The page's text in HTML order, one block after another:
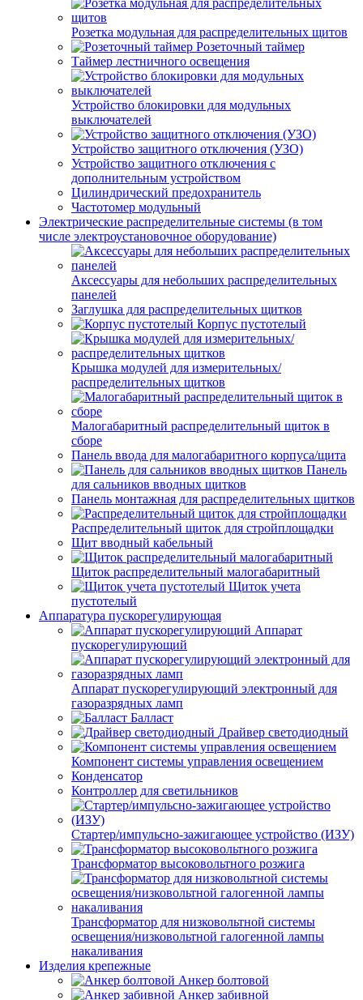
Розетка модульная для распределительных щитов
Розеточный таймер
Таймер лестничного освещения
Устройство блокировки для модульных
выключателей
Устройство защитного отключения (УЗО)
Устройство защитного отключения с
дополнительным устройством
Цилиндрический предохранитель
Частотомер модульный
Электрические распределительные системы (в том
числе электроустановочное оборудование)
Аксессуары для небольших распределительных
панелей
Заглушка для распределительных щитков
Корпус пустотелый
Крышка модулей для измерительных/
распределительных щитков
Малогабаритный распределительный щиток в
сборе
Панель ввода для малогабаритного корпуса/щита
Панель
для сальников вводных щитков
Панель монтажная для распределительных щитков
Распределительный щиток для стройплощадки
Щит вводный кабельный
Щиток распределительный малогабаритный
Щиток учета
пустотелый
Аппаратура пускорегулирующая
Аппарат
пускорегулирующий
Аппарат пускорегулирующий электронный для
газоразрядных ламп
Балласт
Драйвер светодиодный
Компонент системы управления освещением
Конденсатор
Контроллер для светильников
Стартер/импульсно-зажигающее устройство (ИЗУ)
Трансформатор высоковольтного розжига
Трансформатор для низковольтной системы
освещения/низковольтной галогенной лампы
накаливания
Изделия крепежные
Анкер болтовой
Анкер забивной